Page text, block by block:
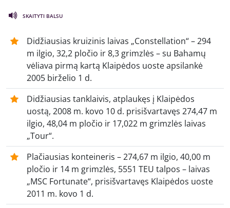
SKAITYTI BALSU
Didžiausias kruizinis laivas „Constellation“ – 294
m ilgio, 32,2 pločio ir 8,3 grimzlės – su Bahamų
vėliava pirmą kartą Klaipėdos uoste apsilankė
2005 birželio 1 d.
Didžiausias tanklaivis, atplaukęs į Klaipėdos
uostą, 2008 m. kovo 10 d. prisišvartavęs 274,47 m
ilgio, 48,04 m pločio ir 17,022 m grimzlės laivas
„Tour“.
Plačiausias konteineris – 274,67 m ilgio, 40,00 m
pločio ir 14 m grimzlės, 5551 TEU talpos – laivas
„MSC Fortunate“, prisišvartavęs Klaipėdos uoste
2011 m. kovo 1 d.